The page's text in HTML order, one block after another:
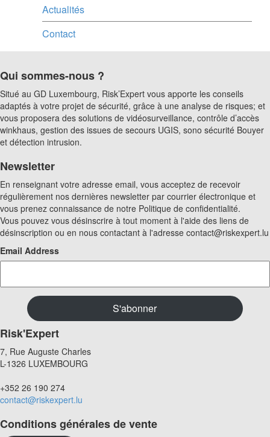
Actualités
Contact
Qui sommes-nous ?
Situé au GD Luxembourg, Risk’Expert vous apporte les conseils
adaptés à votre projet de sécurité, grâce à une analyse de risques; et
vous proposera des solutions de vidéosurveillance, contrôle d’accès
winkhaus, gestion des issues de secours UGIS, sono sécurité Bouyer
et détection intrusion.
Newsletter
En renseignant votre adresse email, vous acceptez de recevoir
régulièrement nos dernières newsletter par courrier électronique et
vous prenez connaissance de notre Politique de confidentialité.
Vous pouvez vous désinscrire à tout moment à l'aide des liens de
désinscription ou en nous contactant à l'adresse contact@riskexpert.lu
Email Address
Risk'Expert
7, Rue Auguste Charles
L-1326 LUXEMBOURG
+352 26 190 274
contact@riskexpert.lu
Conditions générales de vente